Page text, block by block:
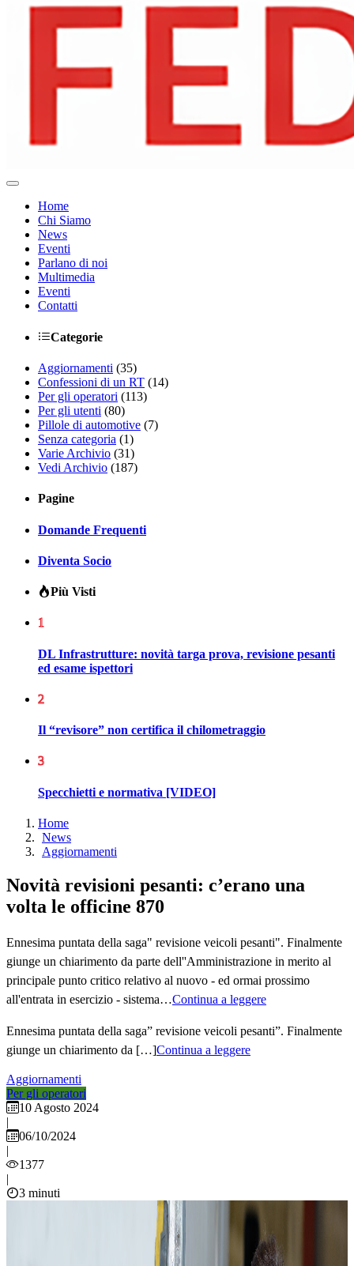
Home
Chi Siamo
News
Eventi
Parlano di noi
Multimedia
Eventi
Contatti
Categorie
Aggiornamenti (35)
Confessioni di un RT (14)
Per gli operatori (113)
Per gli utenti (80)
Pillole di automotive (7)
Senza categoria (1)
Varie Archivio (31)
Vedi Archivio (187)
Pagine
Domande Frequenti
Diventa Socio
Più Visti
1
DL Infrastrutture: novità targa prova, revisione pesanti
ed esame ispettori
2
Il “revisore” non certifica il chilometraggio
3
Specchietti e normativa [VIDEO]
Home
News
Aggiornamenti
Novità revisioni pesanti: c’erano una
volta le officine 870
Ennesima puntata della saga" revisione veicoli pesanti". Finalmente
giunge un chiarimento da parte dell''Amministrazione in merito al
principale punto critico relativo al nuovo - ed ormai prossimo
all'entrata in esercizio - sistema…Continua a leggere
Ennesima puntata della saga” revisione veicoli pesanti”. Finalmente
giunge un chiarimento da […]Continua a leggere
Aggiornamenti
Per gli operatori
10 Agosto 2024
|
06/10/2024
|
1377
|
3 minuti